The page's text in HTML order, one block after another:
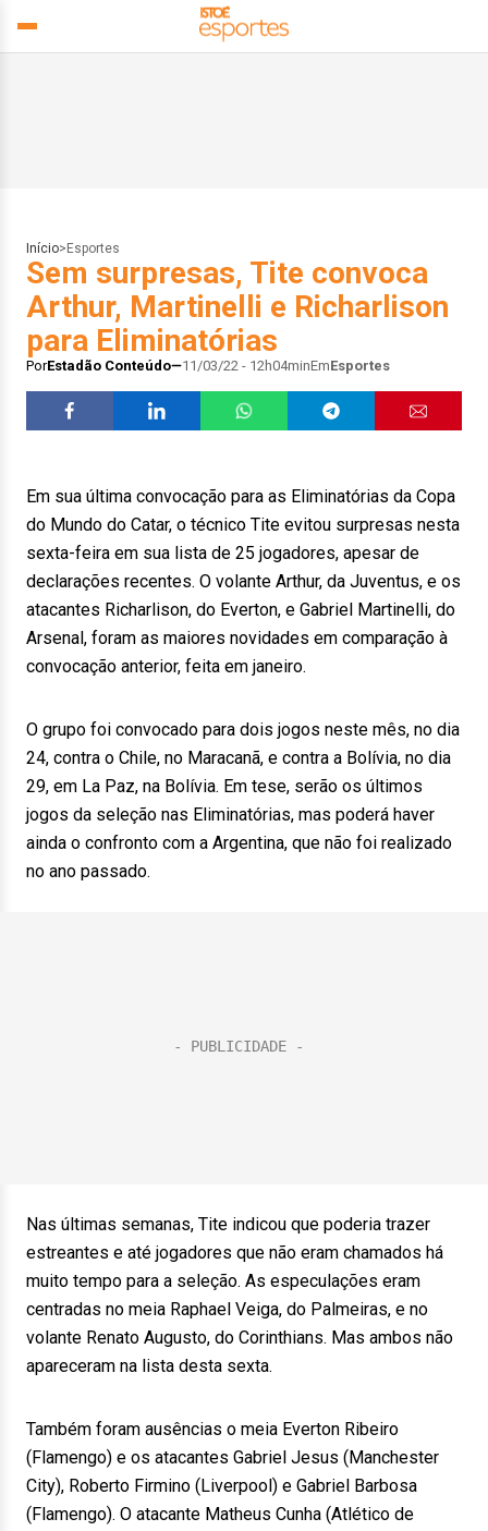
Início> Esportes
Sem surpresas, Tite convoca
Arthur, Martinelli e Richarlison
para Eliminatórias
PorEstadão Conteúdo 11/03/22 - 12h04minEmEsportes
Em sua última convocação para as Eliminatórias da Copa
do Mundo do Catar, o técnico Tite evitou surpresas nesta
sexta-feira em sua lista de 25 jogadores, apesar de
declarações recentes. O volante Arthur, da Juventus, e os
atacantes Richarlison, do Everton, e Gabriel Martinelli, do
Arsenal, foram as maiores novidades em comparação à
convocação anterior, feita em janeiro.
O grupo foi convocado para dois jogos neste mês, no dia
24, contra o Chile, no Maracanã, e contra a Bolívia, no dia
29, em La Paz, na Bolívia. Em tese, serão os últimos
jogos da seleção nas Eliminatórias, mas poderá haver
ainda o confronto com a Argentina, que não foi realizado
no ano passado.
Nas últimas semanas, Tite indicou que poderia trazer
estreantes e até jogadores que não eram chamados há
muito tempo para a seleção. As especulações eram
centradas no meia Raphael Veiga, do Palmeiras, e no
volante Renato Augusto, do Corinthians. Mas ambos não
apareceram na lista desta sexta.
Também foram ausências o meia Everton Ribeiro
(Flamengo) e os atacantes Gabriel Jesus (Manchester
City), Roberto Firmino (Liverpool) e Gabriel Barbosa
(Flamengo). O atacante Matheus Cunha (Atlético de